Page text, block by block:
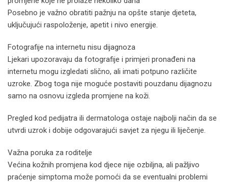
Posebno je važno obratiti pažnju na opšte stanje djeteta,
uključujući raspoloženje, apetit i nivo energije.
Fotografije na internetu nisu dijagnoza
Ljekari upozoravaju da fotografije i primjeri pronađeni na
internetu mogu izgledati slično, ali imati potpuno različite
uzroke. Zbog toga nije moguće postaviti pouzdanu dijagnozu
samo na osnovu izgleda promjene na koži.
Pregled kod pedijatra ili dermatologa ostaje najbolji način da se
utvrdi uzrok i dobije odgovarajući savjet za njegu ili liječenje.
Važna poruka za roditelje
Većina kožnih promjena kod djece nije ozbiljna, ali pažljivo
praćenje simptoma može pomoći da se eventualni problemi